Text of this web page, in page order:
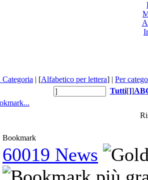
Categoria | [Alfabetico per lettera] | Per
Tutti[]]AB
Bookmark
60019 News